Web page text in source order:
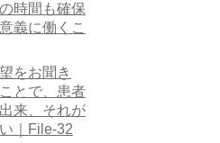
時間も確保
義に働くこ
をお聞き
とで、患者
来、それが
｜File-32